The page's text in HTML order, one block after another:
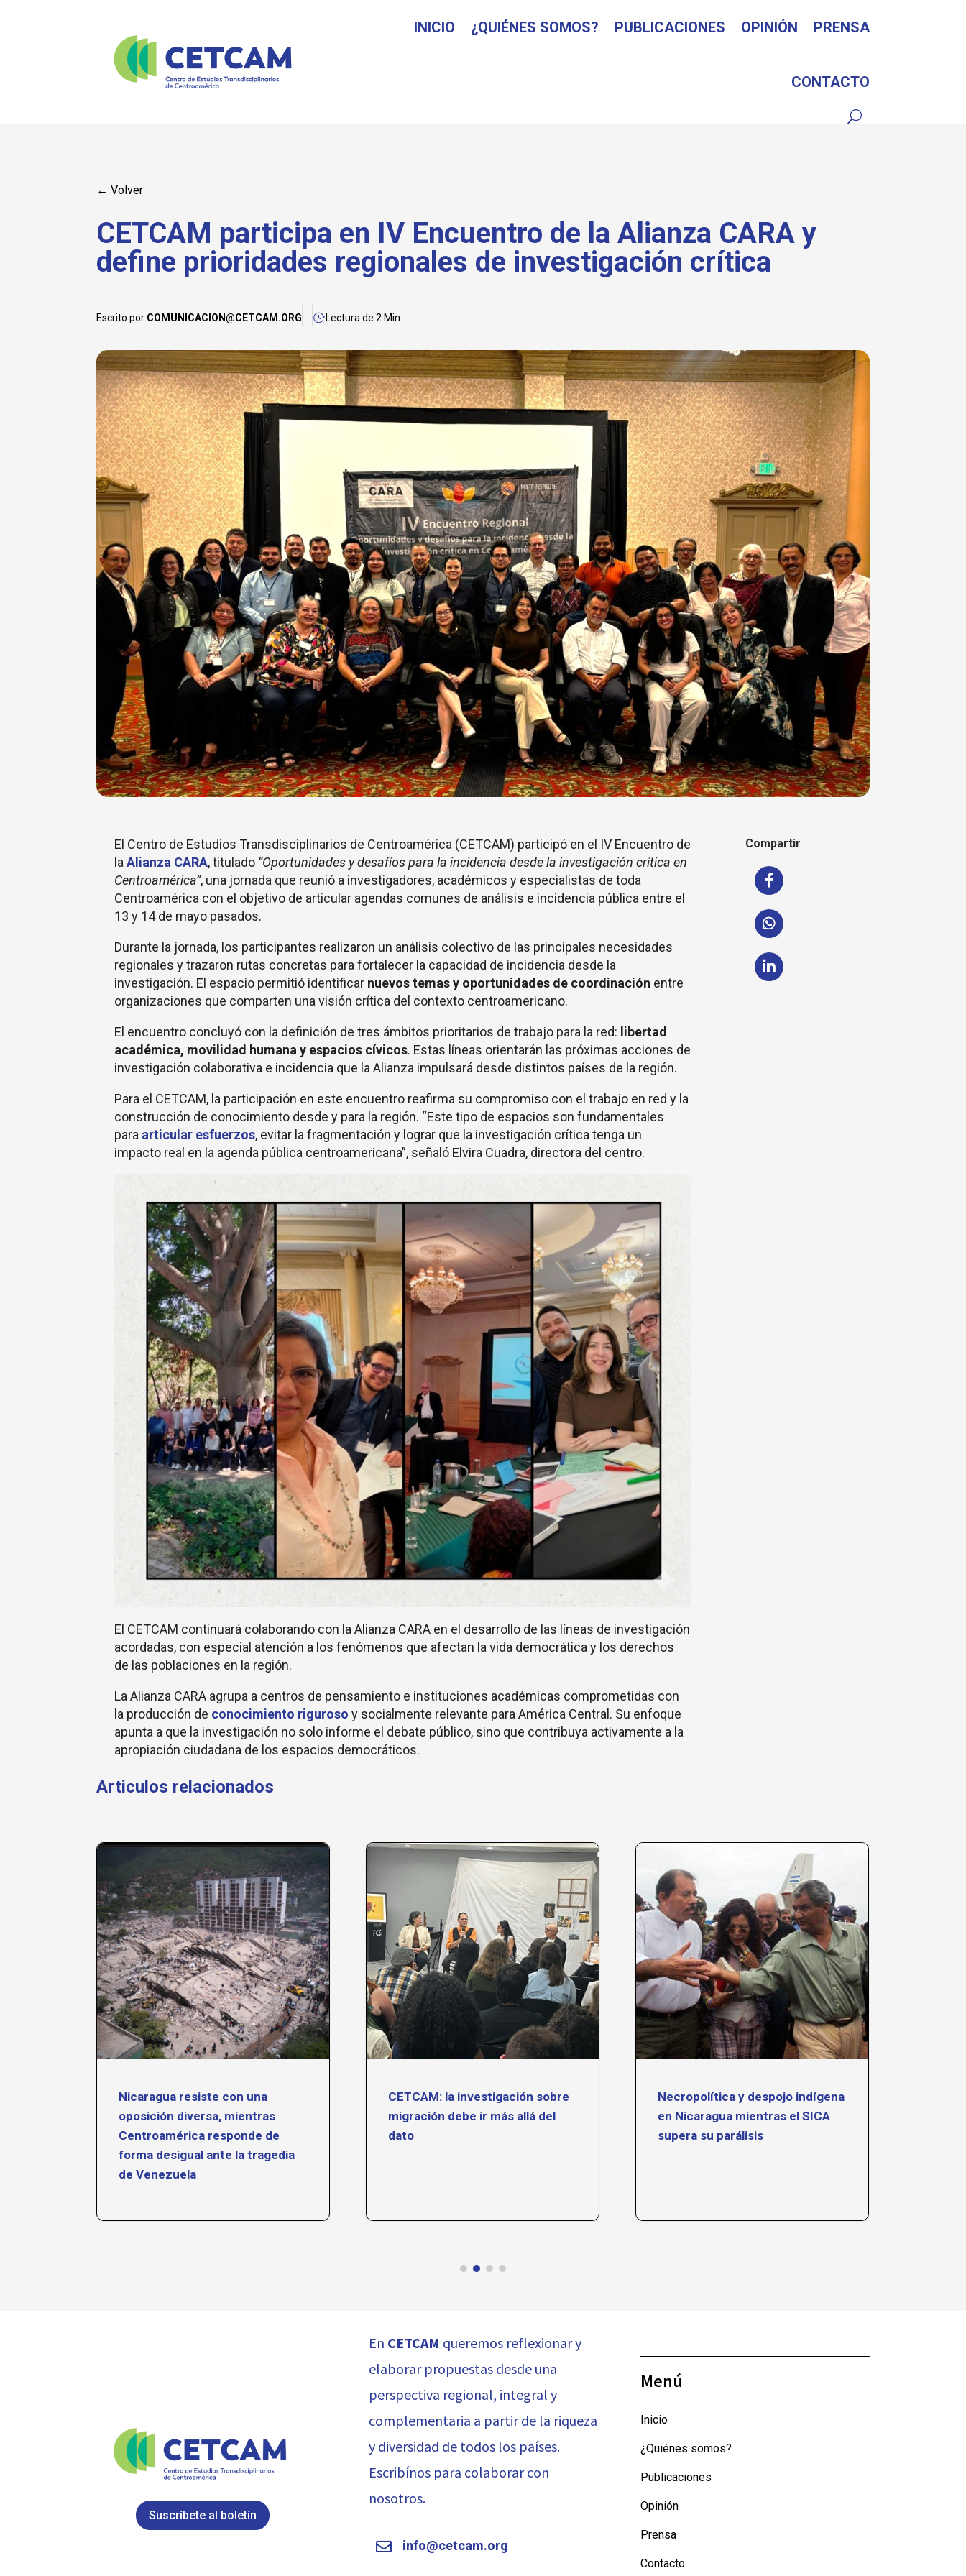
INICIO ¿QUIÉNES SOMOS? PUBLICACIONES OPINIÓN PRENSA
CONTACTO
← Volver
CETCAM participa en IV Encuentro de la Alianza CARA y
define prioridades regionales de investigación crítica
Escrito por COMUNICACION@CETCAM.ORG Lectura de 2 Min
El Centro de Estudios Transdisciplinarios de Centroamérica (CETCAM) participó en el IV Encuentro de
laAlianza CARA, titulado “Oportunidades y desafíos para la incidencia desde la investigación crítica en
Centroamérica”, una jornada que reunió a investigadores, académicos y especialistas de toda
Centroamérica con el objetivo de articular agendas comunes de análisis e incidencia pública entre el
13 y 14 de mayo pasados.
Durante la jornada, los participantes realizaron un análisis colectivo de las principales necesidades
regionales y trazaron rutas concretas para fortalecer la capacidad de incidencia desde la
investigación. El espacio permitió identificar nuevos temas y oportunidades de coordinación entre
organizaciones que comparten una visión crítica del contexto centroamericano.
El encuentro concluyó con la definición de tres ámbitos prioritarios de trabajo para la red: libertad
académica, movilidad humana y espacios cívicos. Estas líneas orientarán las próximas acciones de
investigación colaborativa e incidencia que la Alianza impulsará desde distintos países de la región.
Para el CETCAM, la participación en este encuentro reafirma su compromiso con el trabajo en red y la
construcción de conocimiento desde y para la región. “Este tipo de espacios son fundamentales
para articular esfuerzos, evitar la fragmentación y lograr que la investigación crítica tenga un
impacto real en la agenda pública centroamericana”, señaló Elvira Cuadra, directora del centro.
El CETCAM continuará colaborando con la Alianza CARA en el desarrollo de las líneas de investigación
acordadas, con especial atención a los fenómenos que afectan la vida democrática y los derechos
de las poblaciones en la región.
La Alianza CARA agrupa a centros de pensamiento e instituciones académicas comprometidas con
la producción de conocimiento riguroso y socialmente relevante para América Central. Su enfoque
apunta a que la investigación no solo informe el debate público, sino que contribuya activamente a la
apropiación ciudadana de los espacios democráticos.
Compartir
Articulos relacionados
Nicaragua resiste con una
oposición diversa, mientras
Centroamérica responde de
forma desigual ante la tragedia
de Venezuela
CETCAM: la investigación sobre
migración debe ir más allá del
dato
Necropolítica y despojo indígena
en Nicaragua mientras el SICA
supera su parálisis
Suscríbete al boletín
En CETCAM queremos reflexionar y
elaborar propuestas desde una
perspectiva regional, integral y
complementaria a partir de la riqueza
y diversidad de todos los países.
Escribínos para colaborar con
nosotros.
 info@cetcam.org
Menú
Inicio
¿Quiénes somos?
Publicaciones
Opinión
Prensa
Contacto